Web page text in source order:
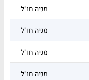
מניה חו"ל
מניה חו"ל
מניה חו"ל
מניה חו"ל